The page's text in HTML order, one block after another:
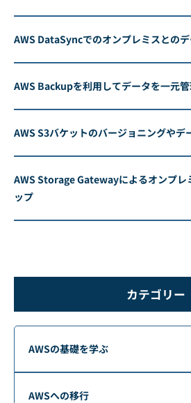
AWS DataSyncでのオンプレミスとの
AWS Backupを利用してデータを一元
AWS S3バケットのバージョニングやデ
AWS Storage Gatewayによるオンプレ
ップ
カテゴリー
AWSの基礎を学ぶ
AWSへの移行